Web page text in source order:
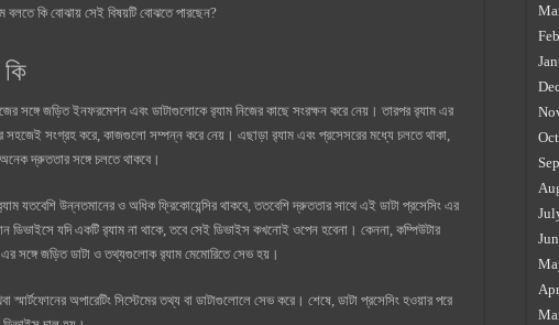
কি বোঝায় সেই বিষয়টি বোঝতে পারছেন?
সঙ্গে জড়িত ইনফরমেশন এবং ডাটাগুলোকে র‍্যাম নিজের কাছে সংরক্ষন করে নেয়। তারপর র‍্যাম এর
সহজেই সংগ্রহ করে, কাজগুলো সম্পন্ন করে নেয়। এছাড়া র‍্যাম এবং প্রসেসরের মধ্যে চলতে থাকা,
দ্রুততার সঙ্গে চলতে থাকবে।
যতবেশি উন্নতমানের ও অধিক ফ্রিকোয়েন্সির থাকবে, ততবেশি দ্রুততার সাথে এই ডাটা প্রসেসিং এর
ডিভাইসে যদি একটি র‍্যাম না থাকে, তবে সেই ডিভাইস কখনোই ওপেন হবেনা। কেননা, কম্পিউটার
এর সঙ্গে জড়িত ডাটা ও তথ্যগুলোক র‍্যাম মেমোরিতে সেভ হয়।
অপারেটিং সিস্টেমের তথ্য বা ডাটাগুলোলে সেভ করে। শেষে, ডাটা প্রসেসিং হওয়ার পরে